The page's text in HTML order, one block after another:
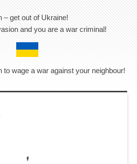
– get out of Ukraine!
and you are a war criminal!
to wage a war against your neighbour!